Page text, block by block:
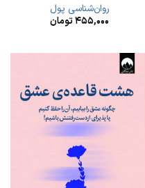
روان‌شناسی پول
۴۵۵,۰۰۰تومان